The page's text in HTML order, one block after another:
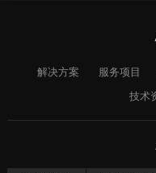
解决方案 服务项目
技术